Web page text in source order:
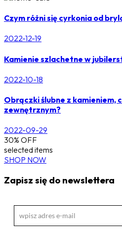
Czym różni się cyrkonia od
2022-12-19
Kamienie szlachetne w
2022-10-18
Obrączki ślubne z kamieniem,
zewnętrznym?
2022-09-29
30% OFF
selected items
SHOP NOW
Zapisz się do newslettera